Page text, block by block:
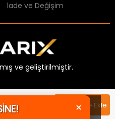
Sepete Ekle
İade ve Değişim
ve geliştirilmiştir.
×